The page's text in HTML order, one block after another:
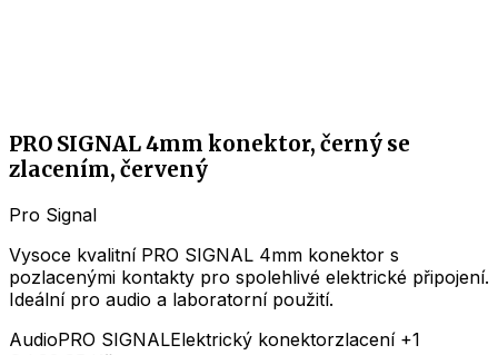
PRO SIGNAL 4mm konektor, černý se
zlacením, červený
Pro Signal
Vysoce kvalitní PRO SIGNAL 4mm konektor s
pozlacenými kontakty pro spolehlivé elektrické připojení.
Ideální pro audio a laboratorní použití.
AudioPRO SIGNALElektrický konektorzlacení+1